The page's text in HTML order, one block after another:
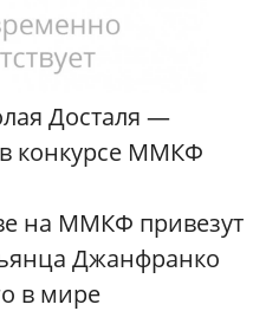
Досталя —
конкурсе ММКФ
на ММКФ привезут
Джанфранко
в мире